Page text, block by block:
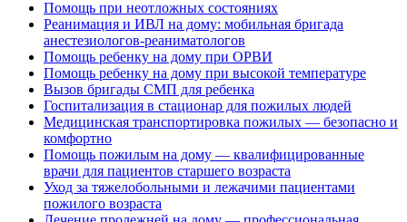
Помощь при неотложных состояниях
Реанимация и ИВЛ на дому: мобильная бригада
анестезиологов-реаниматологов
Помощь ребенку на дому при ОРВИ
Помощь ребенку на дому при высокой температуре
Вызов бригады СМП для ребенка
Госпитализация в стационар для пожилых людей
Медицинская транспортировка пожилых — безопасно и
комфортно
Помощь пожилым на дому — квалифицированные
врачи для пациентов старшего возраста
Уход за тяжелобольными и лежачими пациентами
пожилого возраста